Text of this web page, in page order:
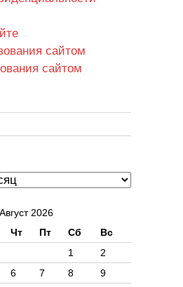
сайтом
сайтом
Август 2026
Чт Пт Сб Вс
1
2
6 7 8
9